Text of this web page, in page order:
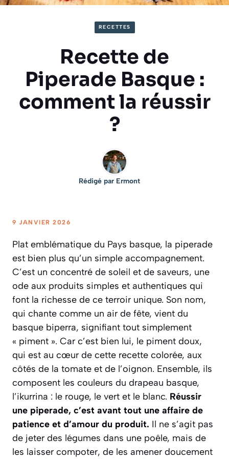
RECETTES
Recette de
Piperade Basque :
comment la réussir
?
Rédigé par Ermont
9 JANVIER 2026
Plat emblématique du Pays basque, la piperade
est bien plus qu’un simple accompagnement.
C’est un concentré de soleil et de saveurs, une
ode aux produits simples et authentiques qui
font la richesse de ce terroir unique. Son nom,
qui chante comme un air de fête, vient du
basque biperra, signifiant tout simplement
« piment ». Car c’est bien lui, le piment doux,
qui est au cœur de cette recette colorée, aux
côtés de la tomate et de l’oignon. Ensemble, ils
composent les couleurs du drapeau basque,
l’ikurrina : le rouge, le vert et le blanc. Réussir
une piperade, c’est avant tout une affaire de
patience et d’amour du produit. Il ne s’agit pas
de jeter des légumes dans une poêle, mais de
les laisser compoter, de les amener doucement